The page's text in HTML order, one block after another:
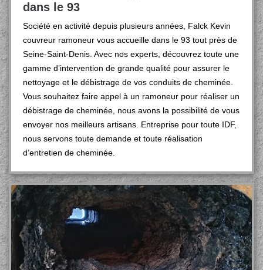
dans le 93
Société en activité depuis plusieurs années, Falck Kevin
couvreur ramoneur vous accueille dans le 93 tout près de
Seine-Saint-Denis. Avec nos experts, découvrez toute une
gamme d’intervention de grande qualité pour assurer le
nettoyage et le débistrage de vos conduits de cheminée.
Vous souhaitez faire appel à un ramoneur pour réaliser un
débistrage de cheminée, nous avons la possibilité de vous
envoyer nos meilleurs artisans. Entreprise pour toute IDF,
nous servons toute demande et toute réalisation
d’entretien de cheminée.